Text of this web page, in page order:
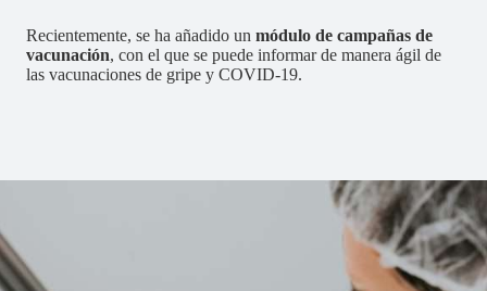
Recientemente, se ha añadido un módulo de campañas de
vacunación, con el que se puede informar de manera ágil de
las vacunaciones de gripe y COVID-19.